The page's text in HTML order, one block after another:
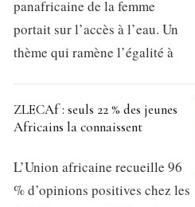
panafricaine de la femme
portait sur l’accès à l’eau. Un
thème qui ramène l’égalité à
ZLECAf : seuls 22 % des jeunes
Africains la connaissent
L’Union africaine recueille 96
% d’opinions positives chez les